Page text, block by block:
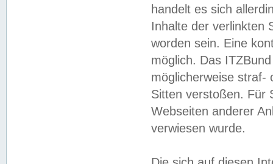
handelt es sich
Inhalte der verlinkten
worden sein. Eine
möglich. Das
möglicherweise straf-
Sitten verstoßen. Für
Webseiten anderer
verwiesen wurde.